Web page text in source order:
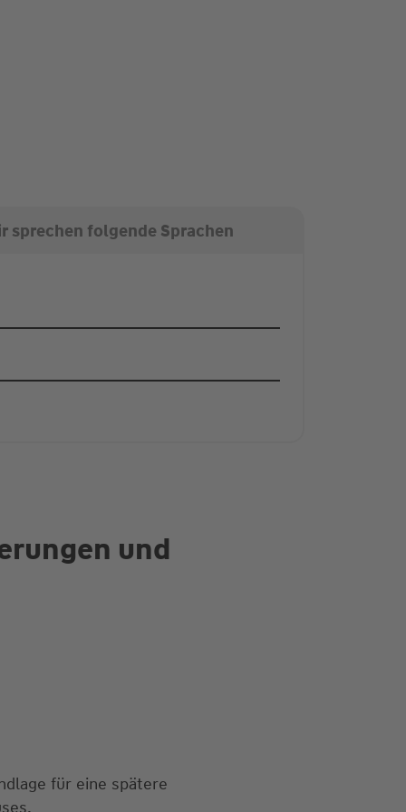
sprechen folgende Sprachen
und
für eine spätere